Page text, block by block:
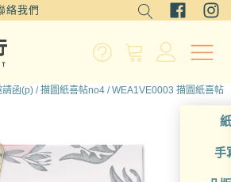
絡我們
手
請函(p) /描圖紙喜帖no4 / WEA1VE0003 描圖紙喜帖